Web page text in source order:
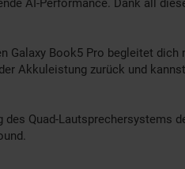
AI-Performance. Dank all
Galaxy Book5 Pro begleitet
Akkuleistung zurück und
Quad-